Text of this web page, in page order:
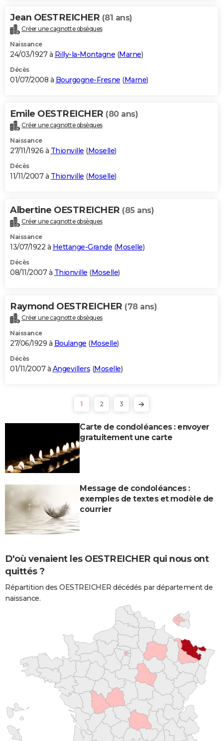
Jean OESTREICHER (81 ans)
Créer une cagnotte obsèques
Naissance
24/03/1927 à Rilly-la-Montagne (Marne)
Décès
01/07/2008 à Bourgogne-Fresne (Marne)
Emile OESTREICHER (80 ans)
Créer une cagnotte obsèques
Naissance
27/11/1926 à Thionville (Moselle)
Décès
11/11/2007 à Thionville (Moselle)
Albertine OESTREICHER (85 ans)
Créer une cagnotte obsèques
Naissance
13/07/1922 à Hettange-Grande (Moselle)
Décès
08/11/2007 à Thionville (Moselle)
Raymond OESTREICHER (78 ans)
Créer une cagnotte obsèques
Naissance
27/06/1929 à Boulange (Moselle)
Décès
01/11/2007 à Angevillers (Moselle)
1 2 3
Carte de condoléances : envoyer
gratuitement une carte
Message de condoléances :
exemples de textes et modèle de
courrier
D'où venaient les OESTREICHER qui nous ont
quittés ?
Répartition des OESTREICHER décédés par département de
naissance.